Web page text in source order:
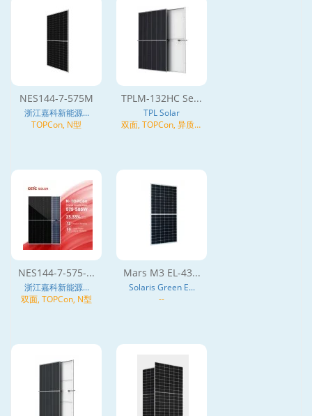
NES144-7-575M
浙江嘉科新能源...
TOPCon, N型
TPLM-132HC Se...
TPL Solar
双面, TOPCon, 异质结
NES144-7-575-...
浙江嘉科新能源...
双面, TOPCon, N型
Mars M3 EL-43...
Solaris Green E...
--